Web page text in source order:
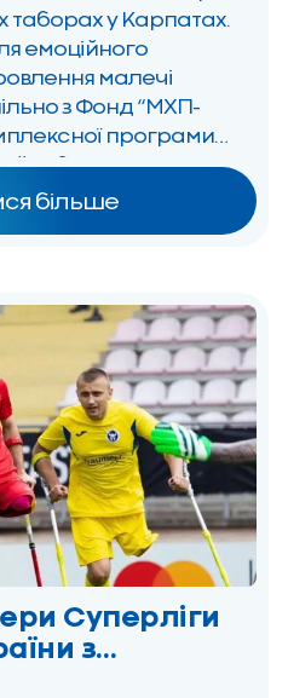
таборах у Карпатах.
емоційного
малечі
з Фонд “МХП-
програми
табір на Івано-
відпочинок дітей
ветеранів,
більше
Суперліги
з